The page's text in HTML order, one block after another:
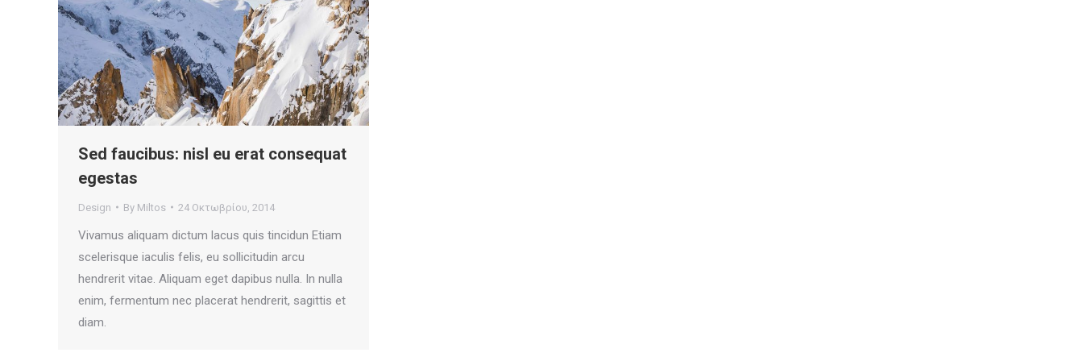
Sed faucibus: nisl eu erat consequat
egestas
Design By Miltos 24 Οκτωβρίου, 2014
Vivamus aliquam dictum lacus quis tincidun Etiam
scelerisque iaculis felis, eu sollicitudin arcu
hendrerit vitae. Aliquam eget dapibus nulla. In nulla
enim, fermentum nec placerat hendrerit, sagittis et
diam.